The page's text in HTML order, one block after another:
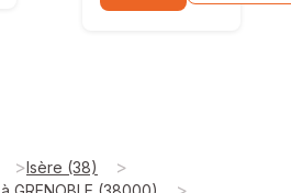
>Isère (38) >